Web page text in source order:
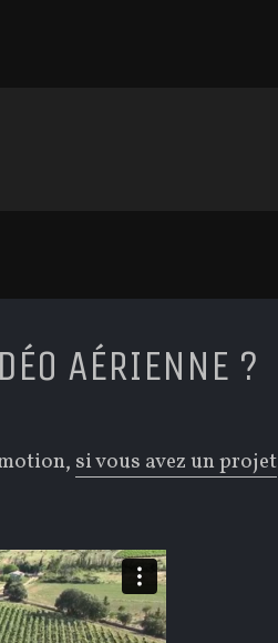
AÉRIENNE ?
si vous avez un projet